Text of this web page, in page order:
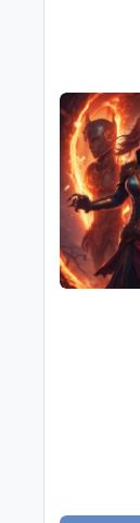
AssasinsLord
lilgridi